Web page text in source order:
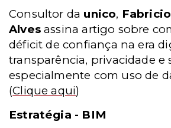
Consultor da unico,
Alvesassina artigo sobre
déficit de confiança na era
transparência, privacidade e
especialmente com uso de
(Clique aqui)
Estratégia - BIM